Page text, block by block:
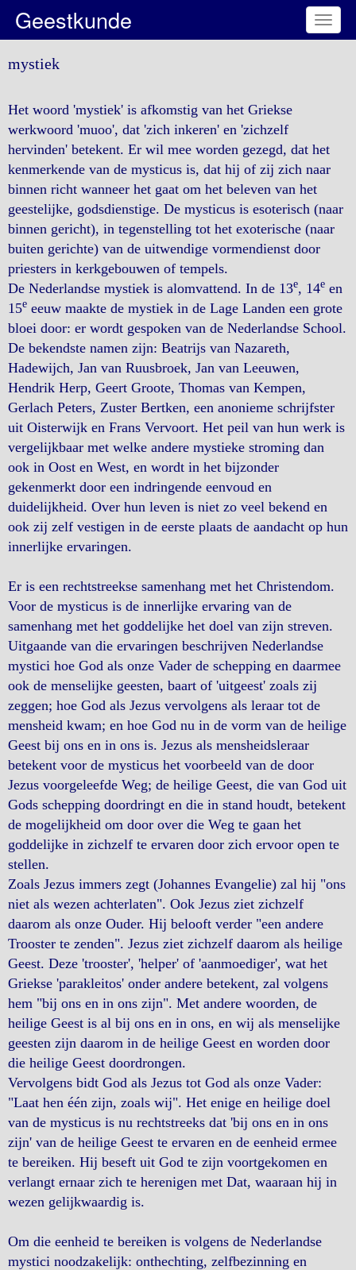
Toggle
Geestkunde
mystiek
Het woord 'mystiek' is afkomstig van het Griekse
werkwoord 'muoo', dat 'zich inkeren' en 'zichzelf
hervinden' betekent. Er wil mee worden gezegd, dat het
kenmerkende van de mysticus is, dat hij of zij zich naar
binnen richt wanneer het gaat om het beleven van het
geestelijke, godsdienstige. De mysticus is esoterisch (naar
binnen gericht), in tegenstelling tot het exoterische (naar
buiten gerichte) van de uitwendige vormendienst door
priesters in kerkgebouwen of tempels.
De Nederlandse mystiek is alomvattend. In de 13e, 14e en
15e eeuw maakte de mystiek in de Lage Landen een grote
bloei door: er wordt gespoken van de Nederlandse School.
De bekendste namen zijn: Beatrijs van Nazareth,
Hadewijch, Jan van Ruusbroek, Jan van Leeuwen,
Hendrik Herp, Geert Groote, Thomas van Kempen,
Gerlach Peters, Zuster Bertken, een anonieme schrijfster
uit Oisterwijk en Frans Vervoort. Het peil van hun werk is
vergelijkbaar met welke andere mystieke stroming dan
ook in Oost en West, en wordt in het bijzonder
gekenmerkt door een indringende eenvoud en
duidelijkheid. Over hun leven is niet zo veel bekend en
ook zij zelf vestigen in de eerste plaats de aandacht op hun
innerlijke ervaringen.
Er is een rechtstreekse samenhang met het Christendom.
Voor de mysticus is de innerlijke ervaring van de
samenhang met het goddelijke het doel van zijn streven.
Uitgaande van die ervaringen beschrijven Nederlandse
mystici hoe God als onze Vader de schepping en daarmee
ook de menselijke geesten, baart of 'uitgeest' zoals zij
zeggen; hoe God als Jezus vervolgens als leraar tot de
mensheid kwam; en hoe God nu in de vorm van de heilige
Geest bij ons en in ons is. Jezus als mensheidsleraar
betekent voor de mysticus het voorbeeld van de door
Jezus voorgeleefde Weg; de heilige Geest, die van God uit
Gods schepping doordringt en die in stand houdt, betekent
de mogelijkheid om door over die Weg te gaan het
goddelijke in zichzelf te ervaren door zich ervoor open te
stellen.
Zoals Jezus immers zegt (Johannes Evangelie) zal hij "ons
niet als wezen achterlaten". Ook Jezus ziet zichzelf
daarom als onze Ouder. Hij belooft verder "een andere
Trooster te zenden". Jezus ziet zichzelf daarom als heilige
Geest. Deze 'trooster', 'helper' of 'aanmoediger', wat het
Griekse 'parakleitos' onder andere betekent, zal volgens
hem "bij ons en in ons zijn". Met andere woorden, de
heilige Geest is al bij ons en in ons, en wij als menselijke
geesten zijn daarom in de heilige Geest en worden door
die heilige Geest doordrongen.
Vervolgens bidt God als Jezus tot God als onze Vader:
"Laat hen één zijn, zoals wij". Het enige en heilige doel
van de mysticus is nu rechtstreeks dat 'bij ons en in ons
zijn' van de heilige Geest te ervaren en de eenheid ermee
te bereiken. Hij beseft uit God te zijn voortgekomen en
verlangt ernaar zich te herenigen met Dat, waaraan hij in
wezen gelijkwaardig is.
Om die eenheid te bereiken is volgens de Nederlandse
mystici noodzakelijk: onthechting, zelfbezinning en